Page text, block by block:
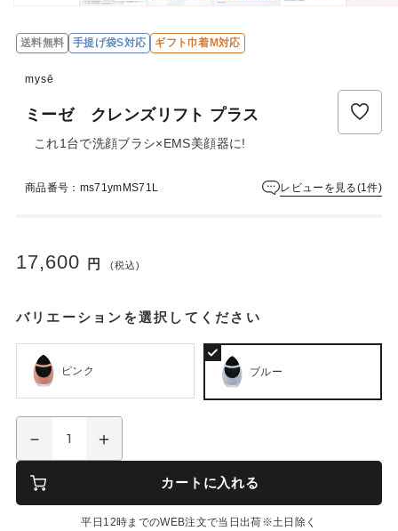
送料無料 手提げ袋S対応 ギフト巾着M対応
mysē
ミーゼ クレンズリフト プラス
これ1台で洗顔ブラシ×EMS美顔器に!
商品番号：ms71ymMS71L レビューを見る(1件)
17,600 円 (税込)
バリエーションを選択してください
ピンク ブルー
カートに入れる
平日12時までのWEB注文で当日出荷※土日除く